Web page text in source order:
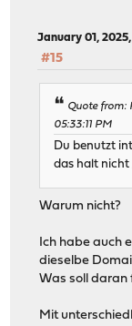
January 01,
#15
Quote from:
05:33:11 PM
Du benutzt
das halt nicht
Warum nicht?
Ich habe auch
dieselbe
Was soll daran
Mit